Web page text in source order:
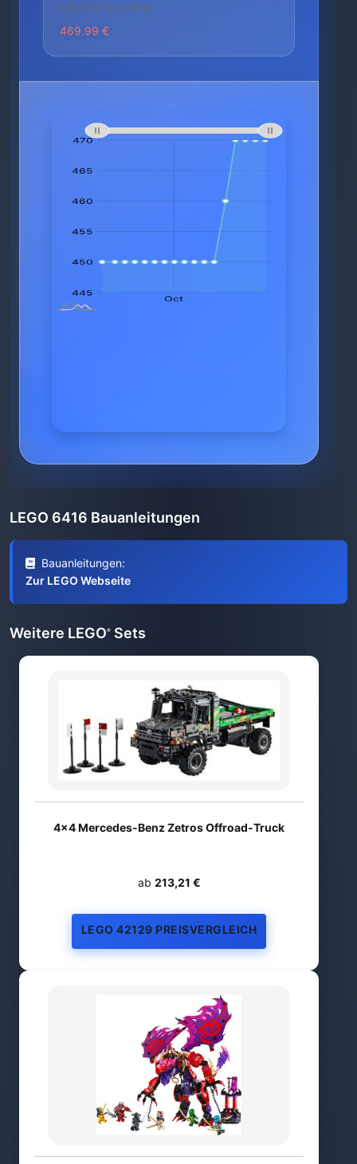
HÖCHSTER PREIS
469.99 €
LEGO 6416 Bauanleitungen
Bauanleitungen:
Zur LEGO Webseite
Weitere LEGO® Sets
4x4 Mercedes-Benz Zetros Offroad-Truck
ab 213,21 €
LEGO 42129 PREISVERGLEICH